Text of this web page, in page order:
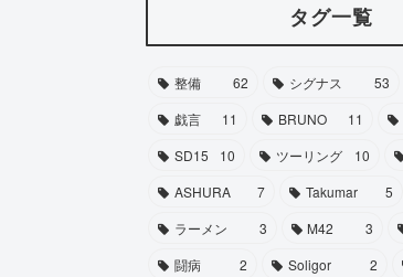
タグ一覧
整備 62 シグナス 53
戯言
11 BRUNO 11
SD15
10 ツーリング 10
ASHURA
7 Takumar 5
ラーメン
3 M42 3
闘病
2 Soligor 2